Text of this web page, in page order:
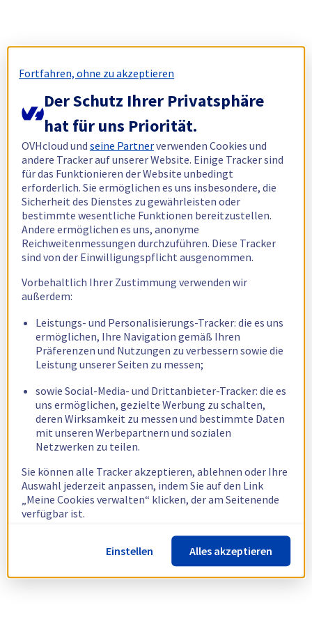
Fortfahren, ohne zu akzeptieren
Der Schutz Ihrer Privatsphäre
hat für uns Priorität.
OVHcloud undseine Partnerverwenden Cookies und
andere Tracker auf unserer Website. Einige Tracker sind
für das Funktionieren der Website unbedingt
erforderlich. Sie ermöglichen es uns insbesondere, die
Sicherheit des Dienstes zu gewährleisten oder
bestimmte wesentliche Funktionen bereitzustellen.
Andere ermöglichen es uns, anonyme
Reichweitenmessungen durchzuführen. Diese Tracker
sind von der Einwilligungspflicht ausgenommen.
Vorbehaltlich Ihrer Zustimmung verwenden wir
außerdem:
Leistungs- und Personalisierungs-Tracker: die es uns
ermöglichen, Ihre Navigation gemäß Ihren
Präferenzen und Nutzungen zu verbessern sowie die
Leistung unserer Seiten zu messen;
sowie Social-Media- und Drittanbieter-Tracker: die es
uns ermöglichen, gezielte Werbung zu schalten,
deren Wirksamkeit zu messen und bestimmte Daten
mit unseren Werbepartnern und sozialen
Netzwerken zu teilen.
Sie können alle Tracker akzeptieren, ablehnen oder Ihre
Auswahl jederzeit anpassen, indem Sie auf den Link
„Meine Cookies verwalten“ klicken, der am Seitenende
verfügbar ist.
Weitere Informationen finden Sie in unsererRichtlinie
zur Verwendung von Cookies.
Einstellen Alles akzeptieren